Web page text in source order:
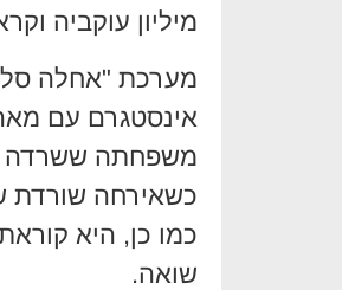
מיליון עוקביה
מערכת "אחלה
אינסטגרם עם
משפחתה ששרדה
כשאירחה שורדת
שואה.